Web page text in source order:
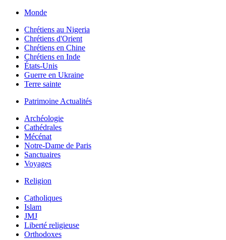
Monde
Chrétiens au Nigeria
Chrétiens d'Orient
Chrétiens en Chine
Chrétiens en Inde
États-Unis
Guerre en Ukraine
Terre sainte
Patrimoine Actualités
Archéologie
Cathédrales
Mécénat
Notre-Dame de Paris
Sanctuaires
Voyages
Religion
Catholiques
Islam
JMJ
Liberté religieuse
Orthodoxes